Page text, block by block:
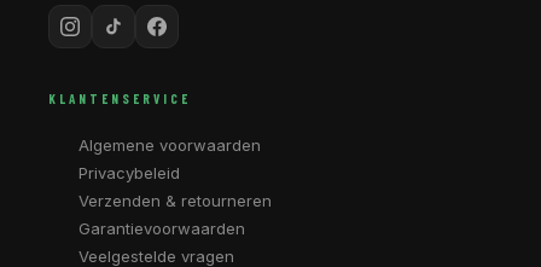
KLANTENSERVICE
Algemene voorwaarden
Privacybeleid
Verzenden & retourneren
Garantievoorwaarden
Veelgestelde vragen